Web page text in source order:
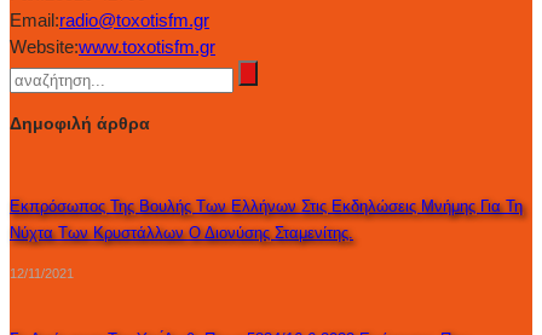
Email:radio@toxotisfm.gr
Website:www.toxotisfm.gr
Δημοφιλή άρθρα
Εκπρόσωπος Της Βουλής Των Ελλήνων Στις Εκδηλώσεις Μνήμης Για Τη
Νύχτα Των Κρυστάλλων Ο Διονύσης Σταμενίτης.
12/11/2021